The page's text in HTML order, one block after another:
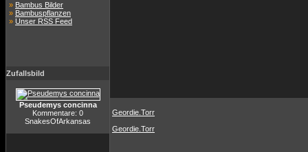
» Bambus Bilder
» Bambuspflanzen
» Unser RSS Feed
Zufallsbild
Pseudemys concinna
Kommentare: 0
SnakesOfArkansas
Geordie.Torr
Geordie.Torr